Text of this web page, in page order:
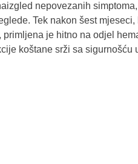
nepovezanih
Tek nakon šest
primljena je hitno na odjel
koštane srži sa sigurnošću